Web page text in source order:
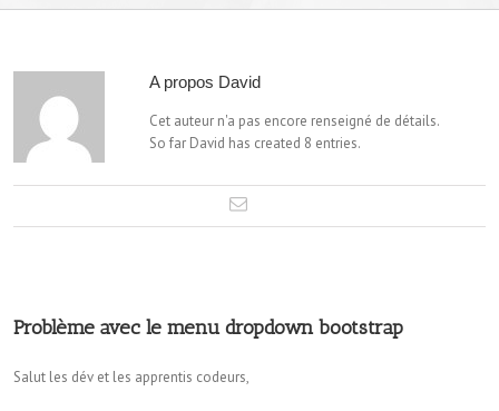
A propos David
Cet auteur n'a pas encore renseigné de détails.
So far David has created 8 entries.
Problème avec le menu dropdown bootstrap
Salut les dév et les apprentis codeurs,